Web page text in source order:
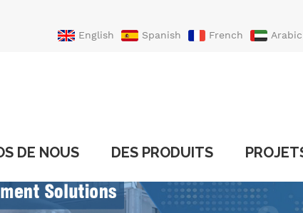
English Spanish French
Arabic
DE NOUS DES PRODUITS